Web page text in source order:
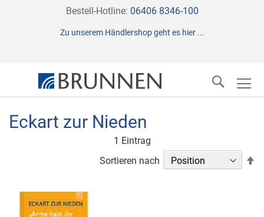
Direkt
Inhalt
Bestell-Hotline: 06406 8346-100
Zu unserem Händlershop geht es hier ...
Suche
Eckart zur Nieden
1 Eintrag
Sortieren nach